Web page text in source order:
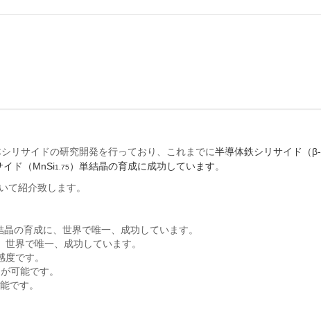
リサイドの研究開発を行っており、これまでに半導体鉄シリサイド（β-
イド （MnSi1.75 ）単結晶の育成に成功しています。
て紹介致します。
晶の育成に、世界で唯一、成功しています。
界で唯一、成功しています。
です。
可能です。
です。